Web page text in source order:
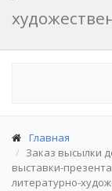
Главная
Заказ высылки
выставки-
литературно-